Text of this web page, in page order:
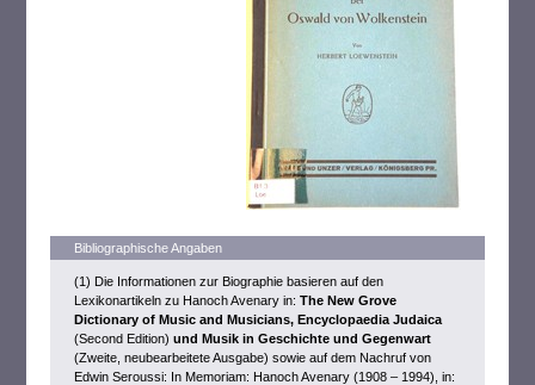
Bibliographische Angaben
(1) Die Informationen zur Biographie basieren auf den
Lexikonartikeln zu Hanoch Avenary in:The New Grove
Dictionary of Music and Musicians, Encyclopaedia Judaica
(Second Edition)und Musik in Geschichte und Gegenwart
(Zweite, neubearbeitete Ausgabe) sowie auf dem Nachruf von
Edwin Seroussi: In Memoriam: Hanoch Avenary (1908 – 1994), in: